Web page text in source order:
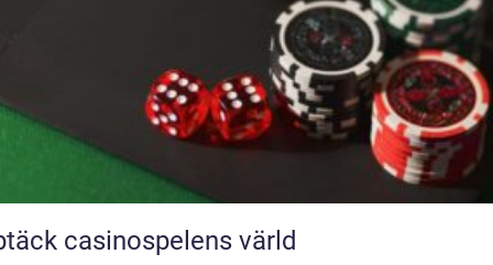
casinospelens värld